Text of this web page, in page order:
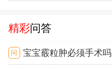
精彩问答
问 宝宝霰粒肿必须手术吗